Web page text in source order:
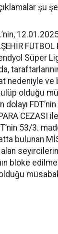
şu
FUTBOL
Süper
nedeniyle ve
olduğu
CEZASI ile
53/3.
bulunan
alan
bloke